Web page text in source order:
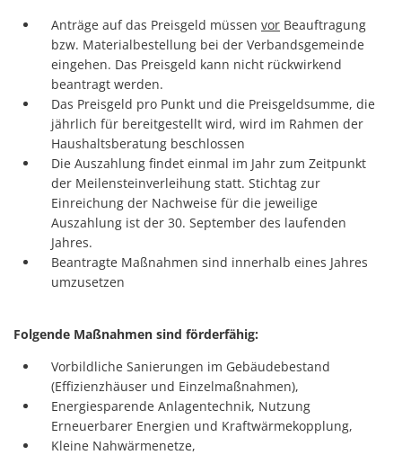
Anträge auf das Preisgeld müssen vor Beauftragung
bzw. Materialbestellung bei der Verbandsgemeinde
eingehen. Das Preisgeld kann nicht rückwirkend
beantragt werden.
Das Preisgeld pro Punkt und die Preisgeldsumme, die
jährlich für bereitgestellt wird, wird im Rahmen der
Haushaltsberatung beschlossen
Die Auszahlung findet einmal im Jahr zum Zeitpunkt
der Meilensteinverleihung statt. Stichtag zur
Einreichung der Nachweise für die jeweilige
Auszahlung ist der 30. September des laufenden
Jahres.
Beantragte Maßnahmen sind innerhalb eines Jahres
umzusetzen
Folgende Maßnahmen sind förderfähig:
Vorbildliche Sanierungen im Gebäudebestand
(Effizienzhäuser und Einzelmaßnahmen),
Energiesparende Anlagentechnik, Nutzung
Erneuerbarer Energien und Kraftwärmekopplung,
Kleine Nahwärmenetze,